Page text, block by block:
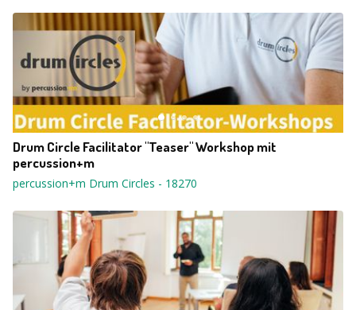
Drum Circle Facilitator "Teaser" Workshop mit
percussion+m
percussion+m Drum Circles - 18270